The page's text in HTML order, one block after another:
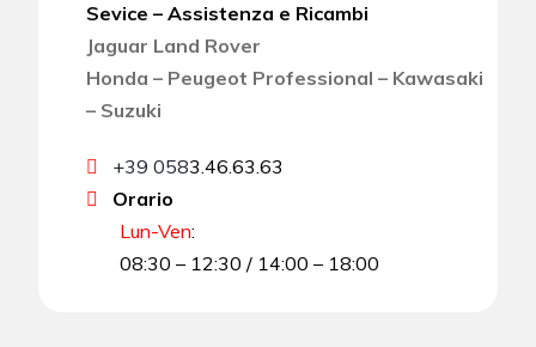
Sevice – Assistenza e Ricambi
Jaguar Land Rover
Honda – Peugeot Professional – Kawasaki
– Suzuki
+39 0583.46.63.63
Orario
Lun-Ven:
08:30 – 12:30 / 14:00 – 18:00